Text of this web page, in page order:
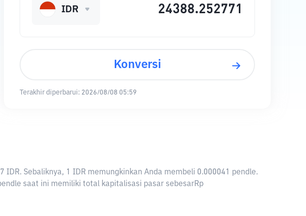
IDR
Konversi
Terakhir diperbarui: 2026/08/08 05:59
Sebaliknya, 1 IDR memungkinkan Anda membeli 0.000041 pendle.
saat ini memiliki total kapitalisasi pasar sebesarRp